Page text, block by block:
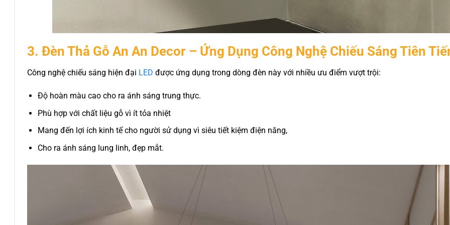
3. Đèn Thả Gỗ An An Decor – Ứng Dụng Công Nghệ Chiếu Sáng Tiên
Công nghệ chiếu sáng hiện đại LED được ứng dụng trong dòng đèn này với nhiều ưu điểm vượt trội:
Độ hoàn màu cao cho ra ánh sáng trung thực.
Phù hợp với chất liệu gỗ vì ít tỏa nhiệt
Mang đến lợi ích kinh tế cho người sử dụng vì siêu tiết kiệm điện năng,
Cho ra ánh sáng lung linh, đẹp mắt.